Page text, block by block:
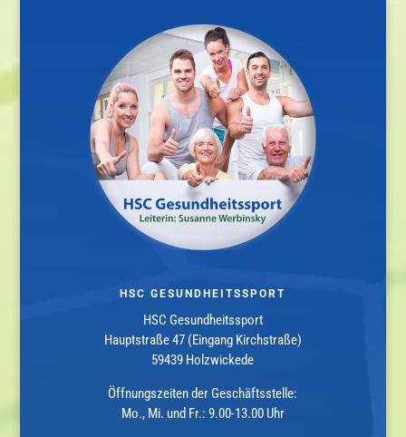
HSC GESUNDHEITSSPORT
HSC Gesundheitssport
Hauptstraße 47 (Eingang Kirchstraße)
59439 Holzwickede
Öffnungszeiten der Geschäftsstelle:
Mo., Mi. und Fr.: 9.00-13.00 Uhr